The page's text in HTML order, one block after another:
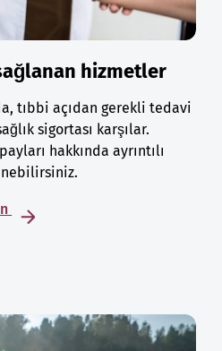
hizmetler
tıbbi açıdan gerekli tedavi
sigortası karşılar.
hakkında ayrıntılı